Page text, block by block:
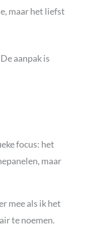
maar het liefst
aanpak is
focus: het
maar
mee als ik het
te noemen.